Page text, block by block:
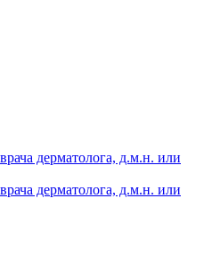
дерматолога, д.м.н. или
дерматолога, д.м.н. или